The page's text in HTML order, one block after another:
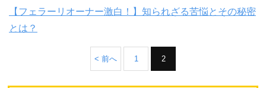
【フェラーリオーナー激白！】知られざる苦悩とその秘密
とは？
< 前へ 1 2